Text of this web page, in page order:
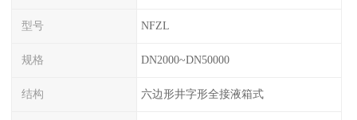
型号 NFZL
规格 DN2000~DN50000
结构 六边形井字形全接液箱式